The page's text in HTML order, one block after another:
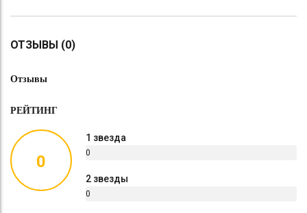
ОТЗЫВЫ (0)
Отзывы
РЕЙТИНГ
0
1 звезда
0
2 звезды
0